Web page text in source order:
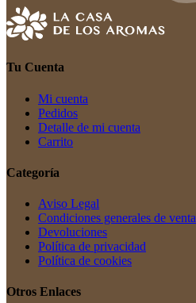
Tu Cuenta
Mi cuenta
Pedidos
Detalle de mi cuenta
Carrito
Categoría
Aviso Legal
Condiciones generales de venta
Devoluciones
Política de privacidad
Política de cookies
Otros Enlaces